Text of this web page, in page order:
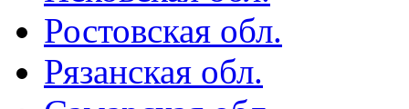
Ростовская обл.
Рязанская обл.